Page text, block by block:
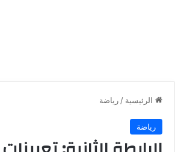
الرئيسية / رياضة
رياضة